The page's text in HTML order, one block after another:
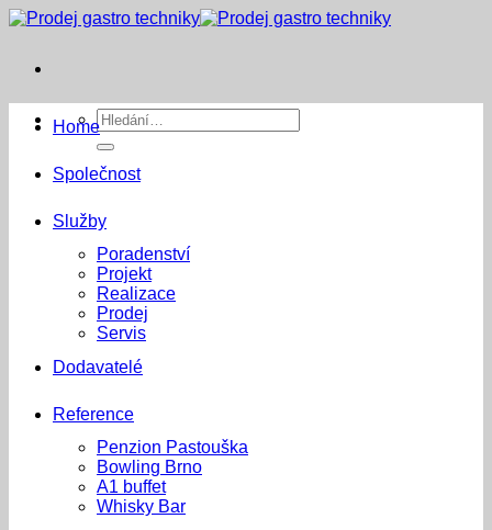
Přeskočit
Hledat:
Home
Společnost
Služby
Poradenství
Projekt
Realizace
Prodej
Servis
Dodavatelé
Reference
Penzion Pastouška
Bowling Brno
A1 buffet
Whisky Bar